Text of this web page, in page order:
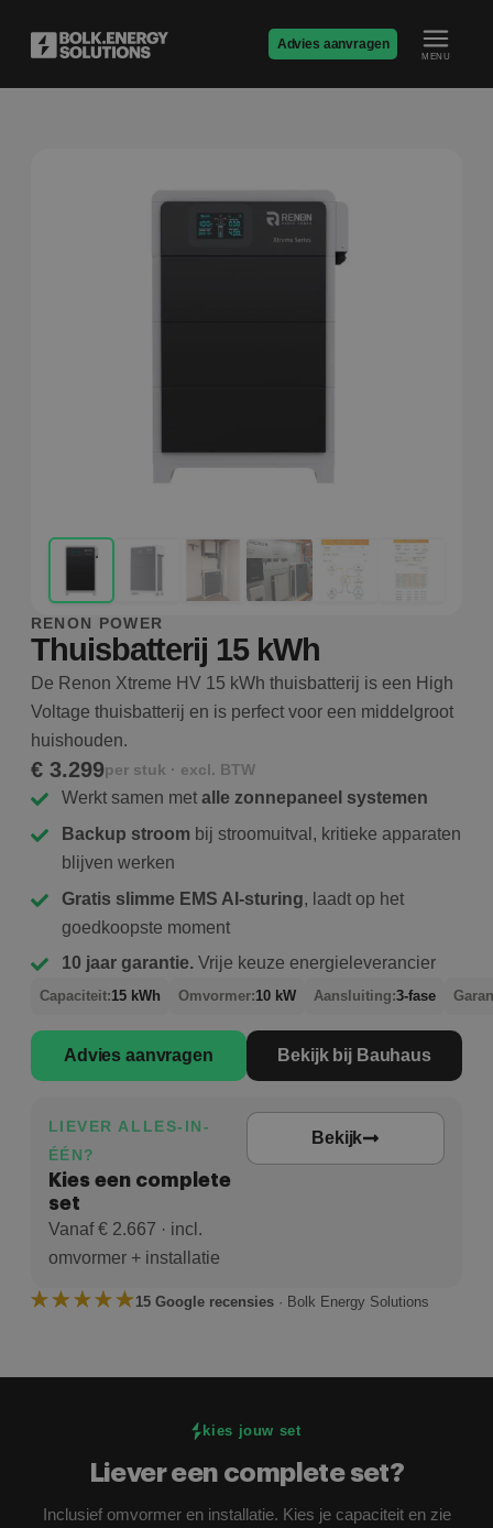
Advies aanvragen
MENU
RENON POWER
Thuisbatterij 15 kWh
De Renon Xtreme HV 15 kWh thuisbatterij is een High
Voltage thuisbatterij en is perfect voor een middelgroot
huishouden.
€ 3.299per stuk · excl. BTW
Werkt samen metalle zonnepaneel systemen
Backup stroom bij stroomuitval, kritieke apparaten
blijven werken
Gratis slimme EMS AI-sturing, laadt op het
goedkoopste moment
10 jaar garantie.Vrije keuze energieleverancier
Capaciteit:15 kWh Omvormer:10 kW Aansluiting:3-fase
Advies aanvragen Bekijk bij Bauhaus
LIEVER ALLES-IN-
ÉÉN?
Kies een complete
set
Vanaf € 2.667 · incl.
omvormer + installatie
Bekijk
15 Google recensies· Bolk Energy Solutions
kies jouw set
Liever een complete set?
Inclusief omvormer en installatie. Kies je capaciteit en zie